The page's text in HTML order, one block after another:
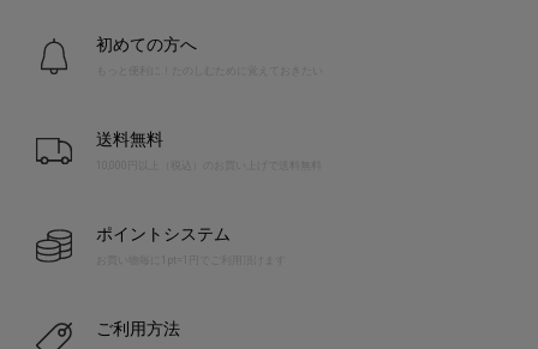
初めての方へ
送料無料
10,000円以上（税込）のお買い上げで送料無料
ポイントシステム
お買い物毎に1pt=1円でご利用頂けます
ご利用方法